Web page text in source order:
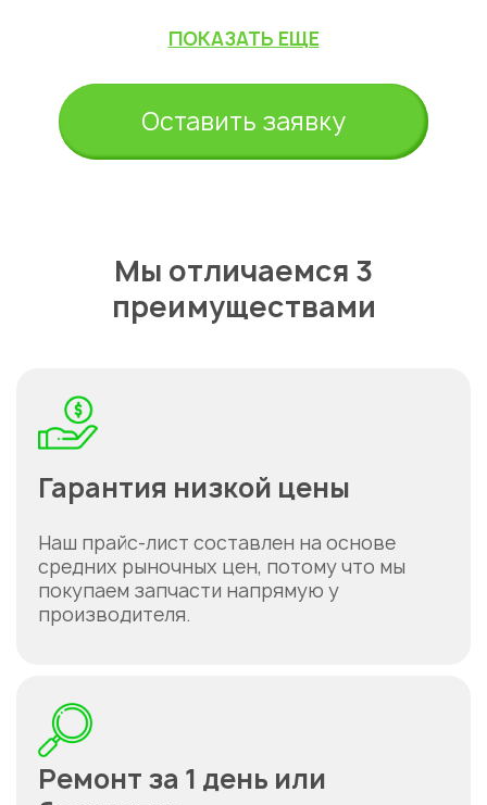
ПОКАЗАТЬ ЕЩЕ
Оставить заявку
Мы отличаемся 3
преимуществами
Гарантия низкой цены
Наш прайс-лист составлен на основе
средних рыночных цен, потому что мы
покупаем запчасти напрямую у
производителя.
Ремонт за 1 день или